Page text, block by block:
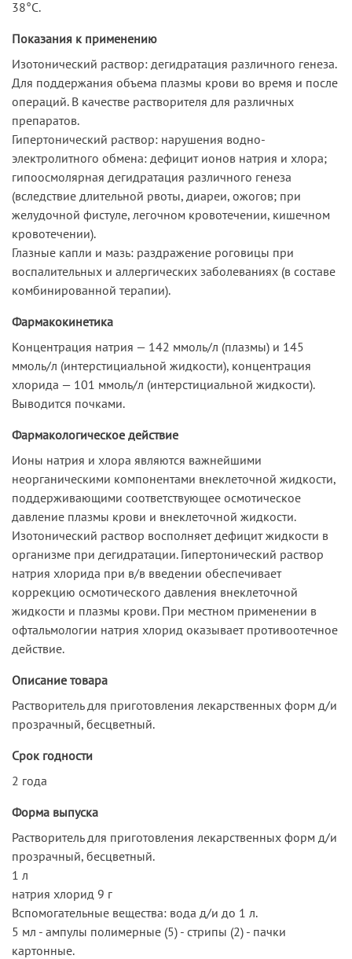
38°С.
Показания к применению
Изотонический раствор: дегидратация различного генеза.
Для поддержания объема плазмы крови во время и после
операций. В качестве растворителя для различных
препаратов.
Гипертонический раствор: нарушения водно-
электролитного обмена: дефицит ионов натрия и хлора;
гипоосмолярная дегидратация различного генеза
(вследствие длительной рвоты, диареи, ожогов; при
желудочной фистуле, легочном кровотечении, кишечном
кровотечении).
Глазные капли и мазь: раздражение роговицы при
воспалительных и аллергических заболеваниях (в составе
комбинированной терапии).
Фармакокинетика
Концентрация натрия — 142 ммоль/л (плазмы) и 145
ммоль/л (интерстициальной жидкости), концентрация
хлорида — 101 ммоль/л (интерстициальной жидкости).
Выводится почками.
Фармакологическое действие
Ионы натрия и хлора являются важнейшими
неорганическими компонентами внеклеточной жидкости,
поддерживающими соответствующее осмотическое
давление плазмы крови и внеклеточной жидкости.
Изотонический раствор восполняет дефицит жидкости в
организме при дегидратации. Гипертонический раствор
натрия хлорида при в/в введении обеспечивает
коррекцию осмотического давления внеклеточной
жидкости и плазмы крови. При местном применении в
офтальмологии натрия хлорид оказывает противоотечное
действие.
Описание товара
Растворитель для приготовления лекарственных форм д/и
прозрачный, бесцветный.
Срок годности
2 года
Форма выпуска
Растворитель для приготовления лекарственных форм д/и
прозрачный, бесцветный.
1 л
натрия хлорид 9 г
Вспомогательные вещества: вода д/и до 1 л.
5 мл - ампулы полимерные (5) - стрипы (2) - пачки
картонные.